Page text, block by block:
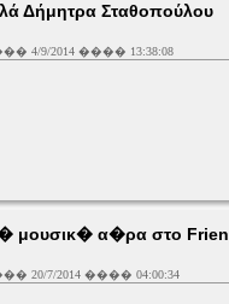
Δήμητρα Σταθοπούλου
9/2014 ���� 13:38:08
μουσικ� α�ρα στο
7/2014 ���� 04:00:34